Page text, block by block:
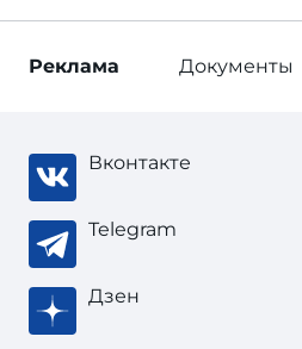
Реклама Документы
Вконтакте
Telegram
Дзен